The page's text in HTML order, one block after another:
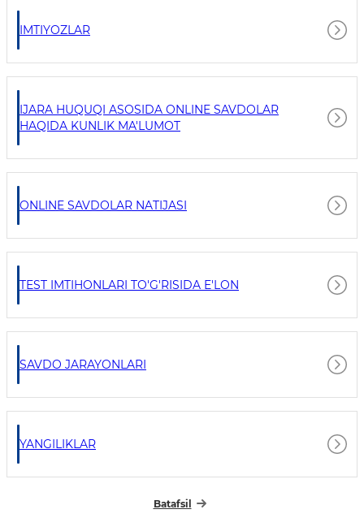
IMTIYOZLAR
IJARA HUQUQI ASOSIDA ONLINE SAVDOLAR
HAQIDA KUNLIK MA'LUMOT
ONLINE SAVDOLAR NATIJASI
TEST IMTIHONLARI TO'G'RISIDA E'LON
SAVDO JARAYONLARI
YANGILIKLAR
Batafsil